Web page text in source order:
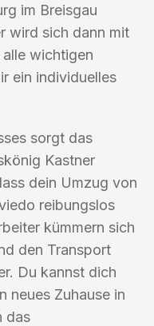
im Breisgau
wird sich dann mit
wichtigen
ein individuelles
sorgt das
Kastner
dein Umzug von
reibungslos
kümmern sich
den Transport
Du kannst dich
neues Zuhause in
das